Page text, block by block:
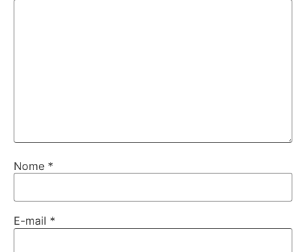
Nome *
E-mail *